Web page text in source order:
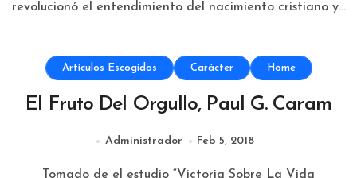
revolucionó el entendimiento del nacimiento cristiano y...
Artículos Escogidos Carácter Home
El Fruto Del Orgullo, Paul G. Caram
Administrador Feb 5, 2018
Tomado de el estudio “Victoria Sobre La Vida